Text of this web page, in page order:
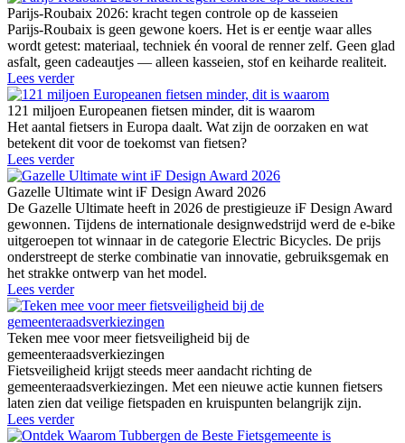
Parijs-Roubaix 2026: kracht tegen controle op de kasseien
Parijs-Roubaix is geen gewone koers. Het is er eentje waar alles
wordt getest: materiaal, techniek én vooral de renner zelf. Geen glad
asfalt, geen cadeautjes — alleen kasseien, stof en keiharde realiteit.
Lees verder
121 miljoen Europeanen fietsen minder, dit is waarom
Het aantal fietsers in Europa daalt. Wat zijn de oorzaken en wat
betekent dit voor de toekomst van fietsen?
Lees verder
Gazelle Ultimate wint iF Design Award 2026
De Gazelle Ultimate heeft in 2026 de prestigieuze iF Design Award
gewonnen. Tijdens de internationale designwedstrijd werd de e-bike
uitgeroepen tot winnaar in de categorie Electric Bicycles. De prijs
onderstreept de sterke combinatie van innovatie, gebruiksgemak en
het strakke ontwerp van het model.
Lees verder
Teken mee voor meer fietsveiligheid bij de
gemeenteraadsverkiezingen
Fietsveiligheid krijgt steeds meer aandacht richting de
gemeenteraadsverkiezingen. Met een nieuwe actie kunnen fietsers
laten zien dat veilige fietspaden en kruispunten belangrijk zijn.
Lees verder